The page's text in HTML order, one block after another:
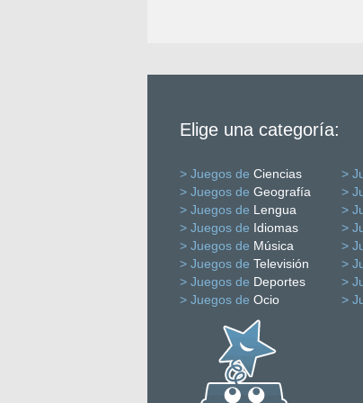
Elige una categoría:
> Juegos de Ciencias >
> Juegos de Geografía >
> Juegos de Lengua >
> Juegos de Idiomas >
> Juegos de Música >
> Juegos de Televisión >
> Juegos de Deportes >
> Juegos de Ocio >